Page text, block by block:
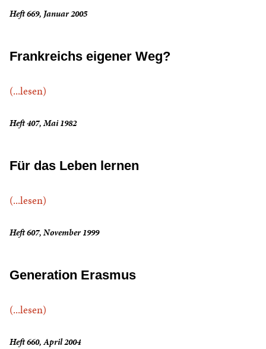
Heft 669, Januar 2005
Frankreichs eigener Weg?
(...lesen)
Heft 407, Mai 1982
Für das Leben lernen
(...lesen)
Heft 607, November 1999
Generation Erasmus
(...lesen)
Heft 660, April 2004